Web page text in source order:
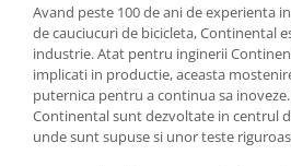
Avand peste 100 de ani de experienta
de cauciucuri de bicicleta, Continental
industrie. Atat pentru inginerii
implicati in productie, aceasta
puternica pentru a continua sa
Continental sunt dezvoltate in centrul
unde sunt supuse si unor teste